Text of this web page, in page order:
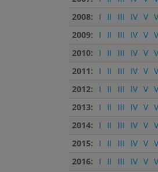
2008:
I II III IV V
2009:
I II III IV V
2010:
I II III IV V
2011:
I II III IV V
2012:
I II III IV V
2013:
I II III IV V
2014:
I II III IV V
2015:
I II III IV V
2016:
I II III IV V